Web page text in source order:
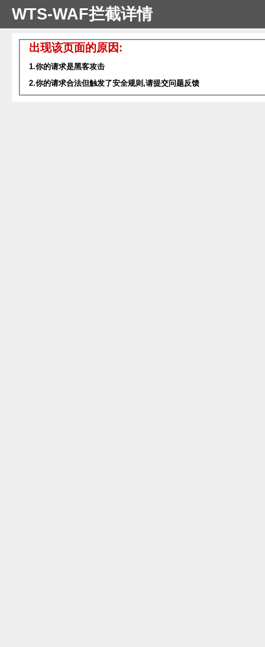
WTS-WAF拦截详情
出现该页面的原因:
1.你的请求是黑客攻击
2.你的请求合法但触发了安全规则,请提交问题反馈